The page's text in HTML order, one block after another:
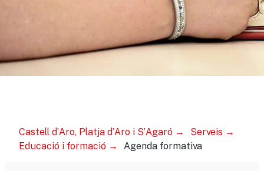
Castell d’Aro, Platja d’Aro i S’Agaró
Serveis
Educació i formació
Agenda formativa